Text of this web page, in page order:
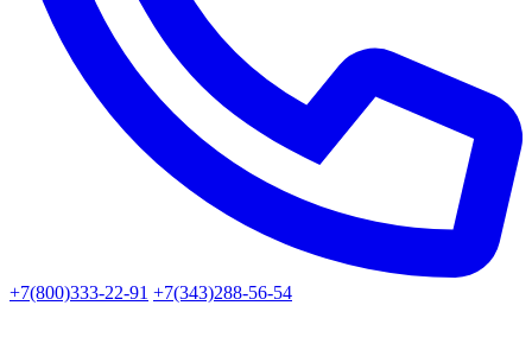
+7(800)333-22-91 +7(343)288-56-54